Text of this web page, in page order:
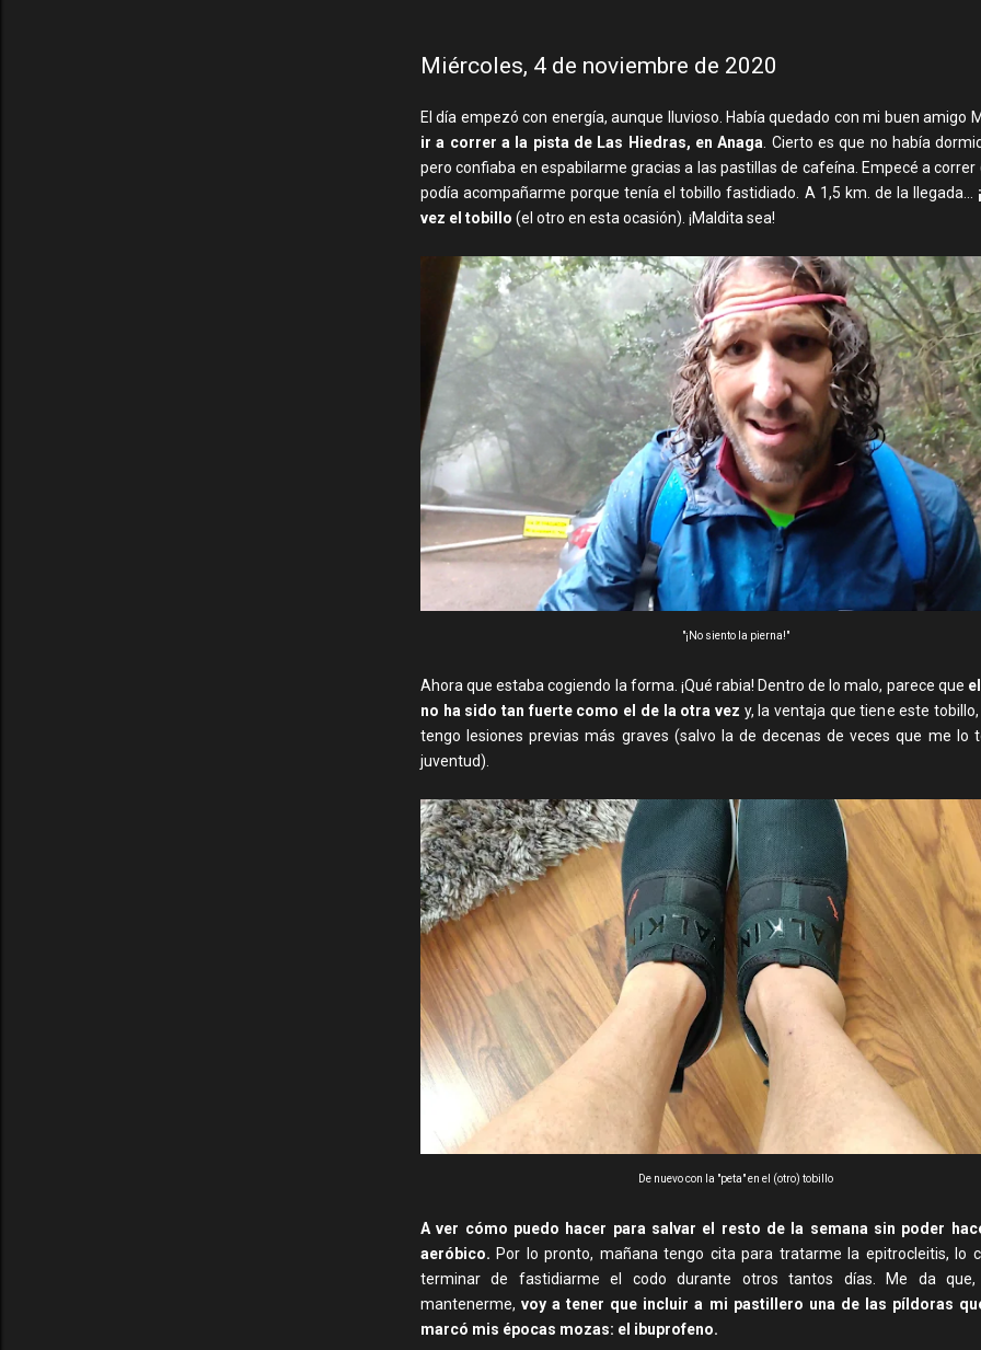
Miércoles, 4 de noviembre de 2020
El día empezó con energía, aunque lluvioso. Había quedado con mi buen amigo
ir a correr a la pista de Las Hiedras, en Anaga . Cierto es que no había
pero confiaba en espabilarme gracias a las pastillas de cafeína. Empecé a correr
podía acompañarme porque tenía el tobillo fastidiado. A 1,5 km. de la llegada...
vez el tobillo (el otro en esta ocasión). ¡Maldita sea!
"¡No siento la pierna!"
Ahora que estaba cogiendo la forma. ¡Qué rabia! Dentro de lo malo, parece que
no ha sido tan fuerte como el de la otra vez y, la ventaja que tiene este
tengo lesiones previas más graves (salvo la de decenas de veces que me lo
juventud).
De nuevo con la "peta" en el (otro) tobillo
A ver cómo puedo hacer para salvar el resto de la semana sin poder
aeróbico.Por lo pronto, mañana tengo cita para tratarme la epitrocleitis, lo
terminar de fastidiarme el codo durante otros tantos días. Me da que,
mantenerme,voy a tener que incluir a mi pastillero una de las píldoras
marcó mis épocas mozas: el ibuprofeno.